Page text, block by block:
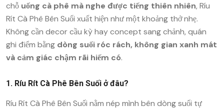
chỗ uống cà phê mà nghe được tiếng thiên nhiên, Ríu
Rít Cà Phê Bên Suối xuất hiện như một khoảng thở nhẹ.
Không cần decor cầu kỳ hay concept sang chảnh, quán
ghi điểm bằng dòng suối róc rách, không gian xanh mát
và cảm giác chậm rãi hiếm có.
1. Ríu Rít Cà Phê Bên Suối ở đâu?
Ríu Rít Cà Phê Bên Suối nằm nép mình bên dòng suối tự